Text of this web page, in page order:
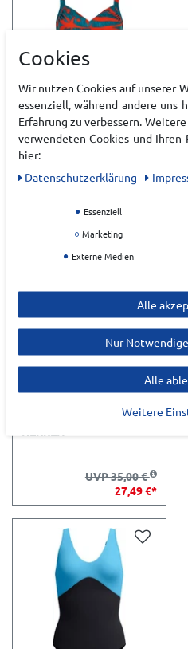
SUNFLAIR BADEANZUG
DAMEN
93,49 €*
ADIDAS 3S BLD BOXER
UVP 35,00 €
27,49 €*
Cookies
Wir nutzen Cookies auf unserer
essenziell, während andere uns
Erfahrung zu verbessern.
verwendeten Cookies und Ihren
hier:
Daten­schutz­erklärung
Essenziell
Marketing
Externe Medien
Alle
Nur
Alle
Weitere